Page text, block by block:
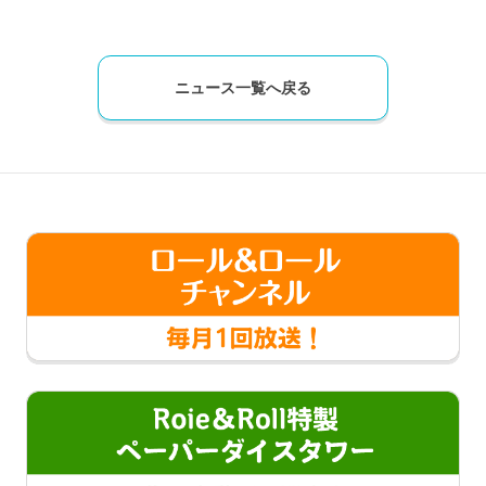
ニュース一覧へ戻る